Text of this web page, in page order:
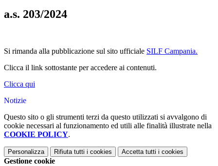
a.s. 203/2024
Si rimanda alla pubblicazione sul sito ufficiale SILF Campania.
Clicca il link sottostante per accedere ai contenuti.
Clicca qui
Notizie
Questo sito o gli strumenti terzi da questo utilizzati si avvalgono di
cookie necessari al funzionamento ed utili alle finalità illustrate nella
COOKIE POLICY.
Personalizza Rifiuta tutti i cookies Accetta tutti i cookies
Gestione cookie